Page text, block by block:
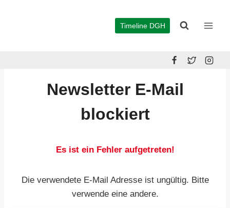
Timeline DGH
Newsletter E-Mail
blockiert
Es ist ein Fehler aufgetreten!
Die verwendete E-Mail Adresse ist ungültig. Bitte
verwende eine andere.